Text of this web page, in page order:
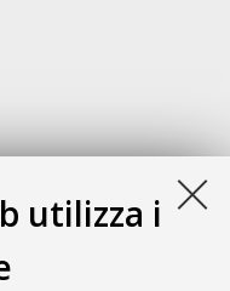
utilizza i